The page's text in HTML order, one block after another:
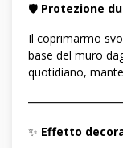
🛡️ Protezione
Il coprimarmo
base del muro
quotidiano,
✨ Effetto